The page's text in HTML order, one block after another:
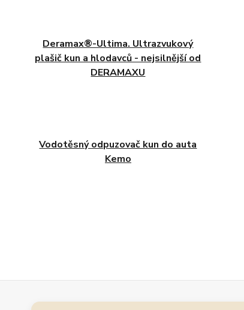
Deramax®-Ultima. Ultrazvukový
plašič kun a hlodavců - nejsilnější od
DERAMAXU
Vodotěsný odpuzovač kun do auta
Kemo